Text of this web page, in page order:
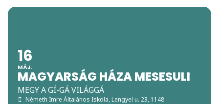
16
MÁJ.
MAGYARSÁG HÁZA MESESULI
MEGY A GÍ-GÁ VILÁGGÁ
Németh Imre Általános Iskola, Lengyel u. 23, 1148